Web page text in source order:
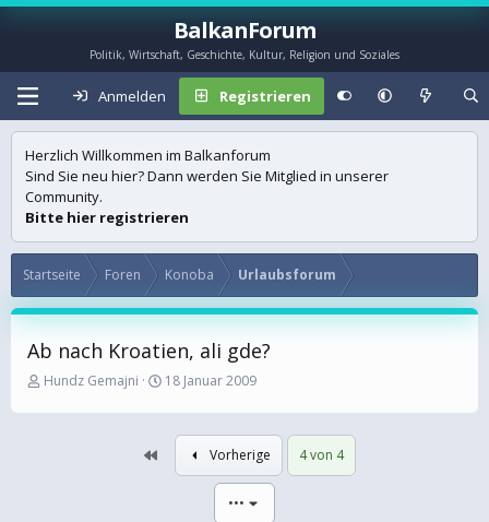
BalkanForum
Politik, Wirtschaft, Geschichte, Kultur, Religion und Soziales
Anmelden Registrieren
Herzlich Willkommen im Balkanforum
Sind Sie neu hier? Dann werden Sie Mitglied in unserer
Community.
Bitte hier registrieren
Startseite Foren Konoba Urlaubsforum
Ab nach Kroatien, ali gde?
E
s
Hundz Gemajni
E
s
18 Januar 2009
Erste Vorherige 4 von 4
•••